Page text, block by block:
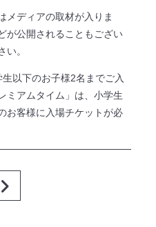
メディアの取材が入りま
が公開されることもござい
い。
以下のお子様2名までご入
ミアムタイム」は、小学生
お客様に入場チケットが必